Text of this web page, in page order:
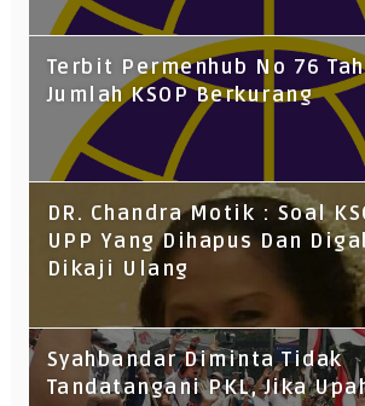
Terbit Permenhub No 76
Jumlah KSOP Berkurang
DR. Chandra Motik : Soal
UPP Yang Dihapus Dan
Dikaji Ulang
Syahbandar Diminta Tidak
Tandatangani PKL, Jika